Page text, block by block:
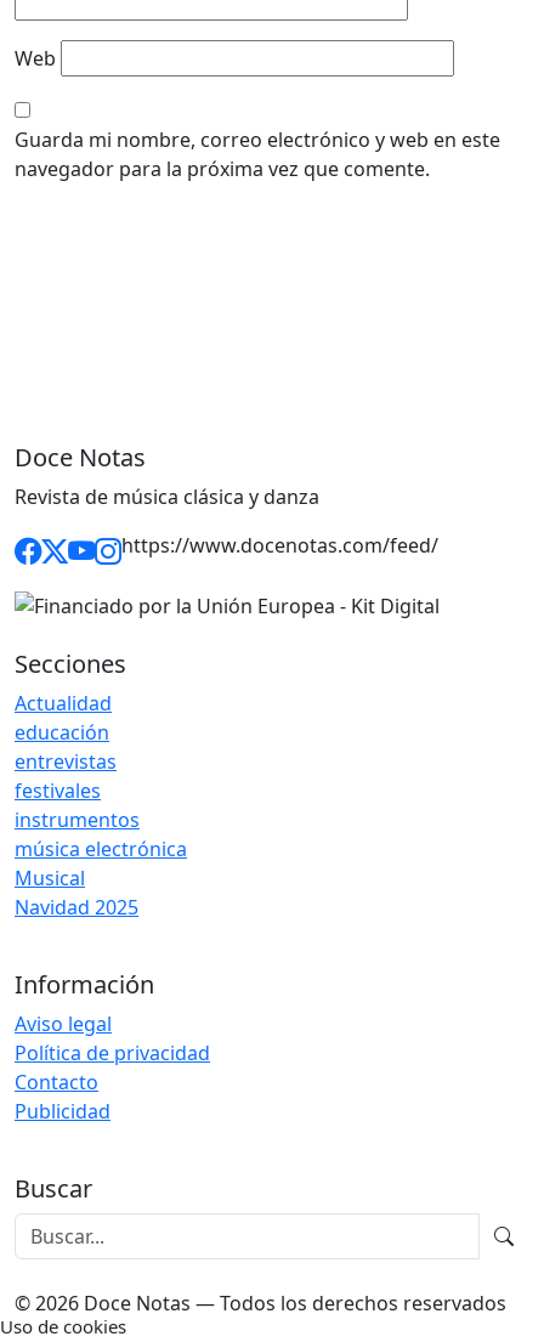
Web
Guarda mi nombre, correo electrónico y web en este
navegador para la próxima vez que comente.
Doce Notas
Revista de música clásica y danza
https://www.docenotas.com/feed/
Secciones
Actualidad
educación
entrevistas
festivales
instrumentos
música electrónica
Musical
Navidad 2025
Información
Aviso legal
Política de privacidad
Contacto
Publicidad
Buscar
© 2026 Doce Notas — Todos los derechos reservados
Uso de cookies